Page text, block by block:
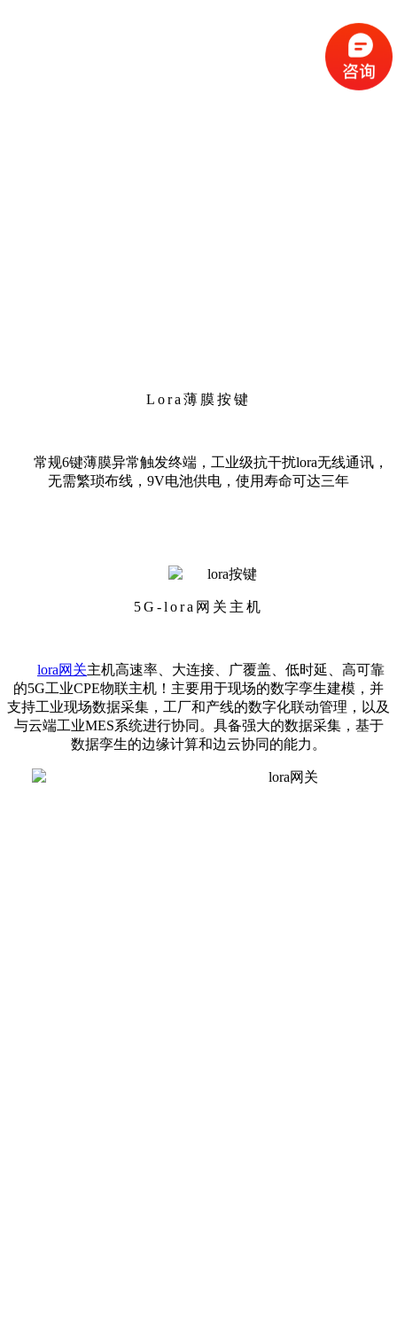
Lora薄膜按键
常规6键薄膜异常触发终端，工业级抗干扰lora无线通讯，
无需繁琐布线，9V电池供电，使用寿命可达三年
5G-lora网关主机
lora网关主机高速率、大连接、广覆盖、低时延、高可靠
的5G工业CPE物联主机！主要用于现场的数字孪生建模，并
支持工业现场数据采集，工厂和产线的数字化联动管理，以及
与云端工业MES系统进行协同。具备强大的数据采集，基于
数据孪生的边缘计算和边云协同的能力。